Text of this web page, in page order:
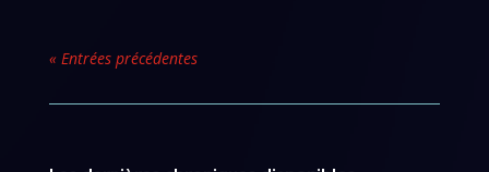
« Entrées précédentes